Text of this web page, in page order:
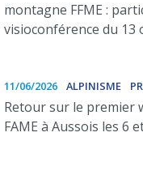
montagne FFME :
visioconférence du 13
11/06/2026 ALPINISME
Retour sur le premier
FAME à Aussois les 6